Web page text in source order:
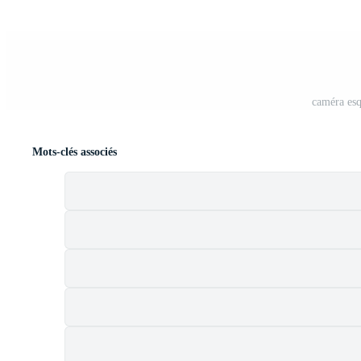
caméra
Mots-clés associés